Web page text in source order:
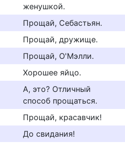
женушкой.
Прощай, Себастьян.
Прощай, дружище.
Прощай, O'Мэлли.
Хорошее яйцо.
А, это? Отличный
способ прощаться.
Прощай, красавчик!
До свидания!